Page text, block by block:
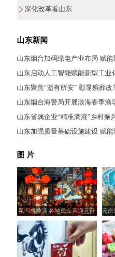
深化改革看山东
山东新闻
山东聚焦“逝有所安” 彰显殡葬改
山东省属企业“精准滴灌”乡村振
山东加强质量基础设施建设 赋
图 片
氛围感拉满 各地民众喜迎元宵
佳节
云南